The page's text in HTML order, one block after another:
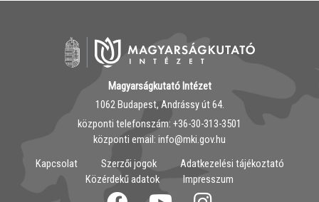
Magyarságkutató Intézet
1062 Budapest, Andrássy út 64.
központi telefonszám: ‭+36-30-313-3501
központi email: info@mki.gov.hu
Kapcsolat
Szerzői jogok
Adatkezelési tájékoztató
Közérdekű adatok
Impresszum